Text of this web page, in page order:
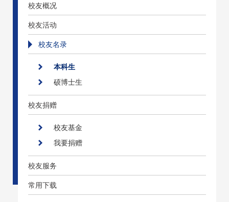
校友概况
校友活动
校友名录
本科生
硕博士生
校友捐赠
校友基金
我要捐赠
校友服务
常用下载